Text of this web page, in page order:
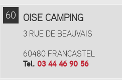
60 OISE CAMPING
3 RUE DE BEAUVAIS
60480 FRANCASTEL
Tel. 03 44 46 90 56